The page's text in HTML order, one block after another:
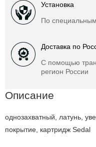
Установка
По
Доставка по
С помощью
регион России
Описание
однозахватный, латунь,
покрытие, картридж Sedal